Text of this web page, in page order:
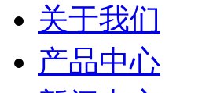
关于我们
产品中心